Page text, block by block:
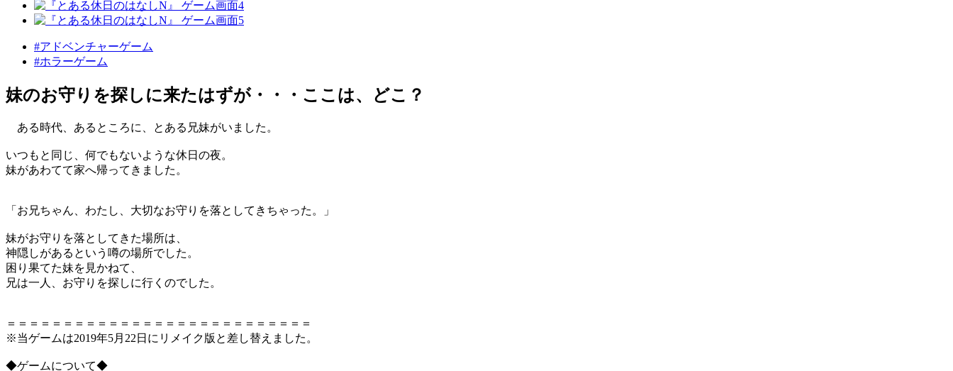
#アドベンチャーゲーム
#ホラーゲーム
妹のお守りを探しに来たはずが・・・ここは、どこ？
ある時代、あるところに、とある兄妹がいました。
いつもと同じ、何でもないような休日の夜。
妹があわてて家へ帰ってきました。
「お兄ちゃん、わたし、大切なお守りを落としてきちゃった。」
妹がお守りを落としてきた場所は、
神隠しがあるという噂の場所でした。
困り果てた妹を見かねて、
兄は一人、お守りを探しに行くのでした。
＝＝＝＝＝＝＝＝＝＝＝＝＝＝＝＝＝＝＝＝＝＝＝＝＝＝＝
※当ゲームは2019年5月22日にリメイク版と差し替えました。
◆ゲームについて◆